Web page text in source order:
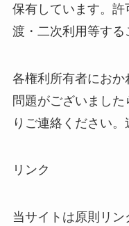
保有しています。
渡・二次利用等する
各権利所有者にお
問題がございまし
りご連絡ください。
リンク
当サイトは原則リン